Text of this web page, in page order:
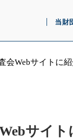
当財
会Webサイトに
サイ